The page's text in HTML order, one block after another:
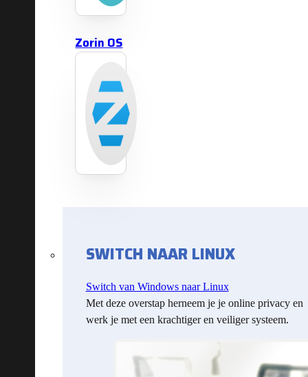
Zorin OS
SWITCH NAAR LINUX
Switch van Windows naar Linux
Met deze overstap herneem je je online privacy en
werk je met een krachtiger en veiliger systeem.